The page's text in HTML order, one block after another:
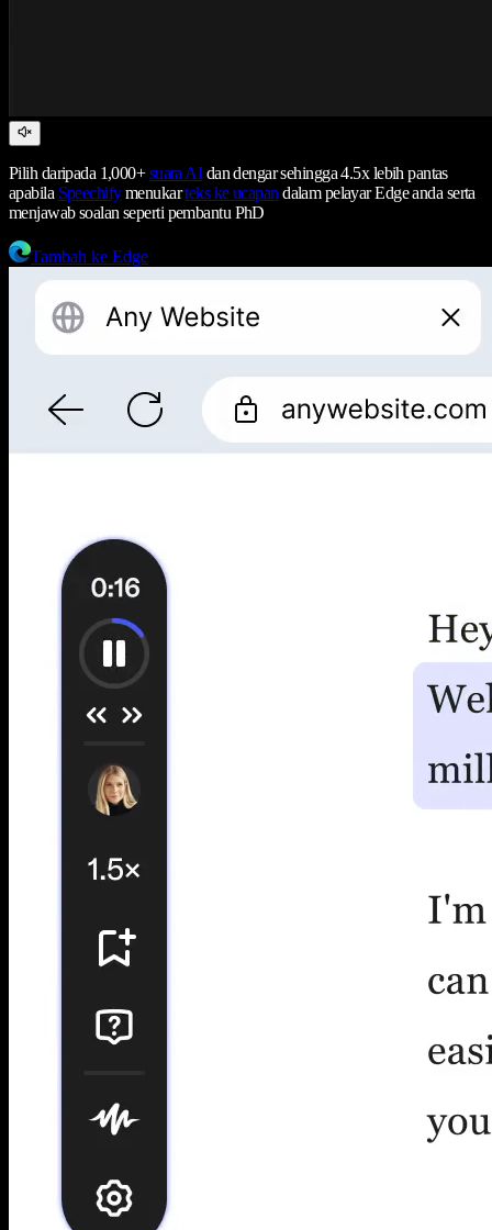
Pilih daripada 1,000+suara AIdan dengar sehingga 4.5x lebih pantas
apabila Speechifymenukarteks ke ucapan dalam pelayar Edge anda serta
menjawab soalan seperti pembantu PhD
Tambah ke Edge